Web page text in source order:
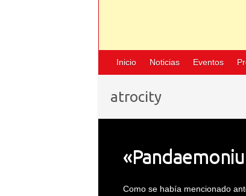
Inicio Noticias Eventos
atrocity
Como se había mencionado